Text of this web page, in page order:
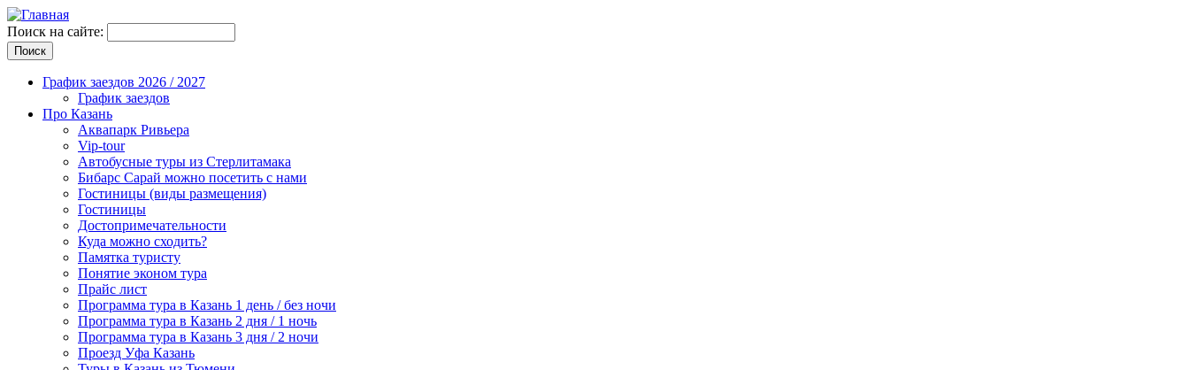
Поиск на сайте:
График заездов 2026 / 2027
График заездов
Про Казань
Аквапарк Ривьера
Vip-tour
Автобусные туры из Стерлитамака
Бибарс Сарай можно посетить с нами
Гостиницы (виды размещения)
Гостиницы
Достопримечательности
Куда можно сходить?
Памятка туристу
Понятие эконом тура
Прайс лист
Программа тура в Казань 1 день / без ночи
Программа тура в Казань 2 дня / 1 ночь
Программа тура в Казань 3 дня / 2 ночи
Проезд Уфа Казань